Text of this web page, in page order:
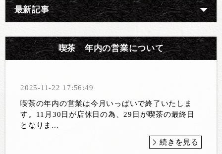
最新記事
喫茶 年内の営業について
2025-11-22 17:56:49
喫茶の年内の営業は今月いっぱいで終了いたしま
す。11月30日が店休日の為、29日が喫茶の最終日
となりま...
続きを見る